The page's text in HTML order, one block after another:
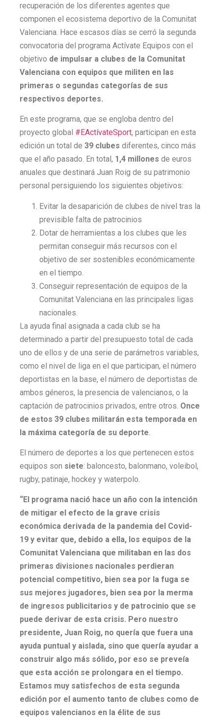
recuperación de los diferentes agentes que
componen el ecosistema deportivo de la Comunitat
Valenciana. Hace escasos días se cerró la segunda
convocatoria del programa Actívate Equipos con el
objetivo de impulsar a clubes de la Comunitat
Valenciana con equipos que militen en las
primeras o segundas categorías de sus
respectivos deportes.
En este programa, que se engloba dentro del
proyecto global #EActívateSport, participan en esta
edición un total de 39 clubes diferentes, cinco más
que el año pasado. En total, 1,4 millones de euros
anuales que destinará Juan Roig de su patrimonio
personal persiguiendo los siguientes objetivos:
Evitar la desaparición de clubes de nivel tras la
previsible falta de patrocinios
Dotar de herramientas a los clubes que les
permitan conseguir más recursos con el
objetivo de ser sostenibles económicamente
en el tiempo.
Conseguir representación de equipos de la
Comunitat Valenciana en las principales ligas
nacionales.
La ayuda final asignada a cada club se ha
determinado a partir del presupuesto total de cada
uno de ellos y de una serie de parámetros variables,
como el nivel de liga en el que participan, el número
deportistas en la base, el número de deportistas de
ambos géneros, la presencia de valencianos, o la
captación de patrocinios privados, entre otros. Once
de estos 39 clubes militarán esta temporada en
la máxima categoría de su deporte
El número de deportes a los que pertenecen estos
equipos son siete: baloncesto, balonmano, voleibol,
rugby, patinaje, hockey y waterpolo.
“El programa nació hace un año con la intención
de mitigar el efecto de la grave crisis
económica derivada de la pandemia del Covid-
19 y evitar que, debido a ella, los equipos de la
Comunitat Valenciana que militaban en las dos
primeras divisiones nacionales perdieran
potencial competitivo, bien sea por la fuga se
sus mejores jugadores, bien sea por la merma
de ingresos publicitarios y de patrocinio que se
puede derivar de esta crisis. Pero nuestro
presidente, Juan Roig, no quería que fuera una
ayuda puntual y aislada, sino que quería ayudar a
construir algo más sólido, por eso se preveía
que esta acción se prolongara en el tiempo.
Estamos muy satisfechos de esta segunda
edición por el aumento tanto de clubes como de
equipos valencianos en la élite de sus